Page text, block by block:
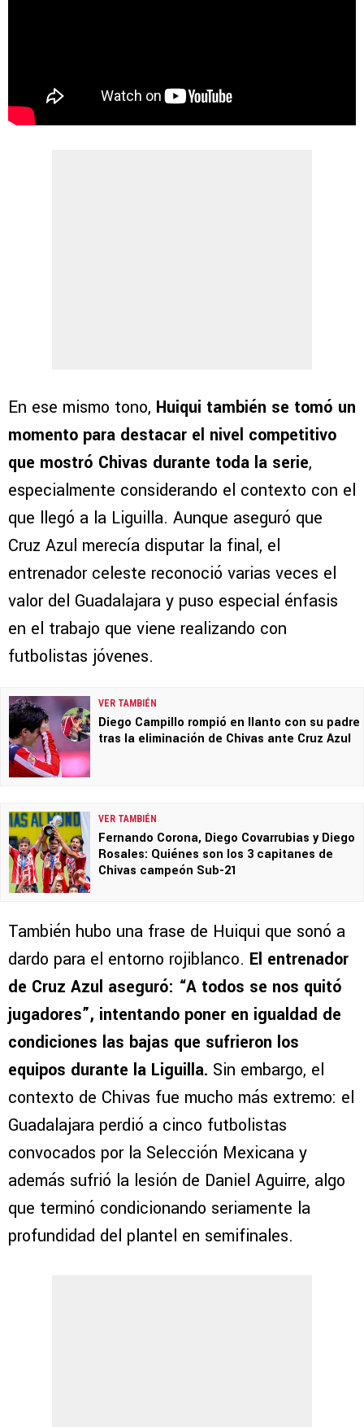
En ese mismo tono, Huiqui también se tomó un
momento para destacar el nivel competitivo
que mostró Chivas durante toda la serie,
especialmente considerando el contexto con el
que llegó a la Liguilla. Aunque aseguró que
Cruz Azul merecía disputar la final, el
entrenador celeste reconoció varias veces el
valor del Guadalajara y puso especial énfasis
en el trabajo que viene realizando con
futbolistas jóvenes.
VER TAMBIÉN
Diego Campillo rompió en llanto con su padre
tras la eliminación de Chivas ante Cruz Azul
VER TAMBIÉN
Fernando Corona, Diego Covarrubias y Diego
Rosales: Quiénes son los 3 capitanes de
Chivas campeón Sub-21
También hubo una frase de Huiqui que sonó a
dardo para el entorno rojiblanco. El entrenador
de Cruz Azul aseguró: “A todos se nos quitó
jugadores”, intentando poner en igualdad de
condiciones las bajas que sufrieron los
equipos durante la Liguilla. Sin embargo, el
contexto de Chivas fue mucho más extremo: el
Guadalajara perdió a cinco futbolistas
convocados por la Selección Mexicana y
además sufrió la lesión de Daniel Aguirre, algo
que terminó condicionando seriamente la
profundidad del plantel en semifinales.